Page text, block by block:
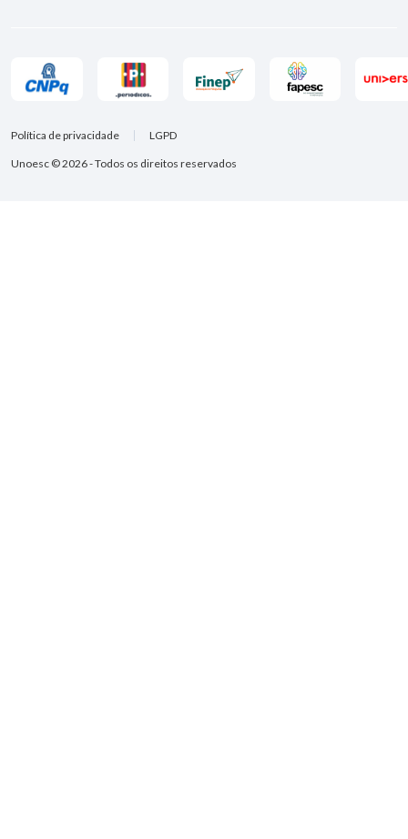
Unoesc © 2026 - Todos os direitos reservados
Política de privacidade LGPD